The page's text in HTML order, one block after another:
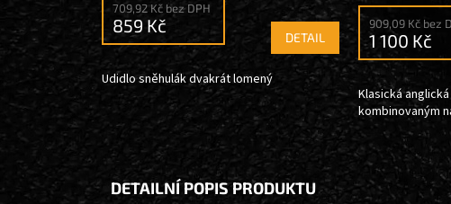
709,92 Kč bez DPH
859 Kč
DETAIL
Udidlo sněhulák dvakrát lomený
909,09 Kč bez
1 100 Kč
Klasická
kombinovaným
DETAILNÍ POPIS PRODUKTU